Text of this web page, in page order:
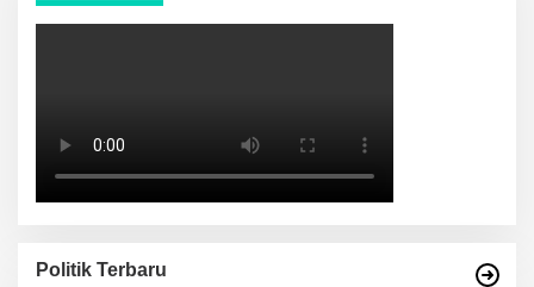
Politik Terbaru